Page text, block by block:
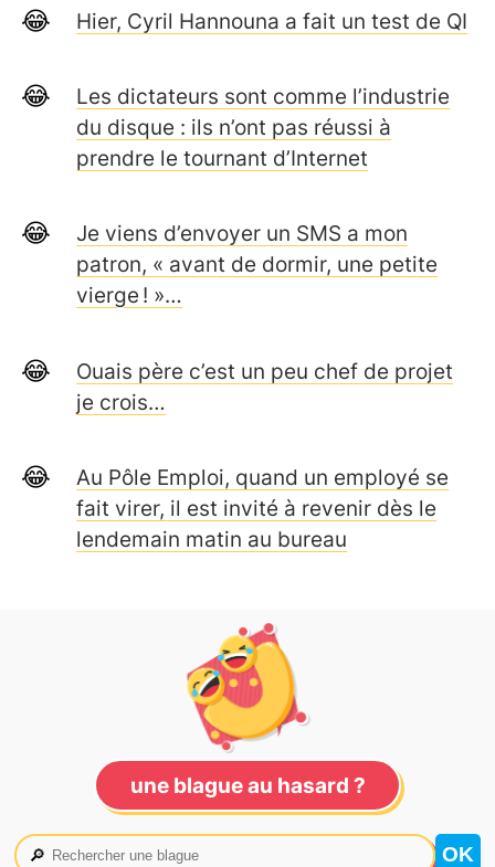
Hier, Cyril Hannouna a fait un test de QI
Les dictateurs sont comme l’industrie
du disque : ils n’ont pas réussi à
prendre le tournant d’Internet
Je viens d’envoyer un SMS a mon
patron, « avant de dormir, une petite
vierge ! »…
Ouais père c’est un peu chef de projet
je crois…
Au Pôle Emploi, quand un employé se
fait virer, il est invité à revenir dès le
lendemain matin au bureau
une blague au hasard ?
🔎